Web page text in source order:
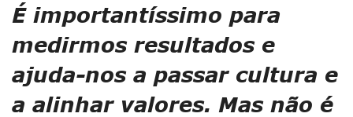
É importantíssimo para
medirmos resultados e
ajuda-nos a passar cultura e
a alinhar valores. Mas não é